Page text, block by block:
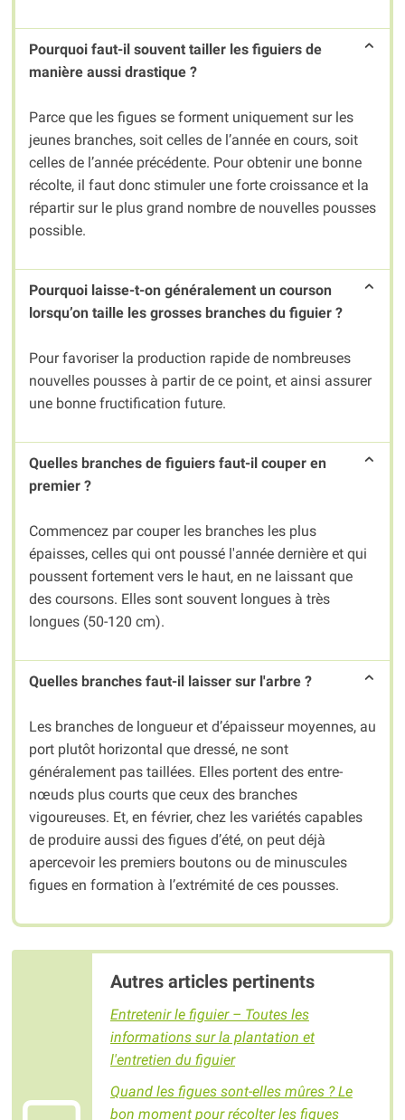
Pourquoi faut-il souvent tailler les figuiers de
manière aussi drastique ?
Parce que les figues se forment uniquement sur les
jeunes branches, soit celles de l’année en cours, soit
celles de l’année précédente. Pour obtenir une bonne
récolte, il faut donc stimuler une forte croissance et la
répartir sur le plus grand nombre de nouvelles pousses
possible.
Pourquoi laisse-t-on généralement un courson
lorsqu’on taille les grosses branches du figuier ?
Pour favoriser la production rapide de nombreuses
nouvelles pousses à partir de ce point, et ainsi assurer
une bonne fructification future.
Quelles branches de figuiers faut-il couper en
premier ?
Commencez par couper les branches les plus
épaisses, celles qui ont poussé l'année dernière et qui
poussent fortement vers le haut, en ne laissant que
des coursons. Elles sont souvent longues à très
longues (50-120 cm).
Quelles branches faut-il laisser sur l'arbre ?
Les branches de longueur et d’épaisseur moyennes, au
port plutôt horizontal que dressé, ne sont
généralement pas taillées. Elles portent des entre-
nœuds plus courts que ceux des branches
vigoureuses. Et, en février, chez les variétés capables
de produire aussi des figues d’été, on peut déjà
apercevoir les premiers boutons ou de minuscules
figues en formation à l’extrémité de ces pousses.
Autres articles pertinents
Entretenir le figuier – Toutes les
informations sur la plantation et
l'entretien du figuier
Quand les figues sont-elles mûres ? Le
bon moment pour récolter les figues